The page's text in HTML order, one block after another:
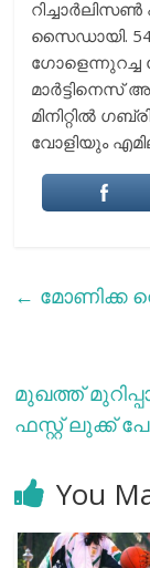
സൈഡായി. 54-
ഗോളെന്നുറച്ച
മാർട്ടിനെസ്
മിനിറ്റിൽ
വോളിയും
← മോണിക്ക
മുഖത്ത്
ഫസ്റ്റ് ലുക്ക്
You